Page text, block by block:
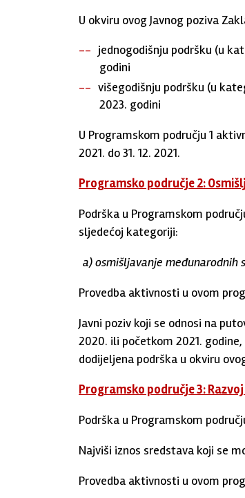
U okviru ovog Javnog poziva
jednogodišnju podršku (u
godini
višegodišnju podršku (u
2023. godini
U Programskom području 1
2021. do 31. 12. 2021.
Programsko područje 2:
Podrška u Programskom
sljedećoj kategoriji:
a)osmišljavanje međunarodnih
Provedba aktivnosti u ovom
Javni poziv koji se odnosi na
2020. ili početkom 2021. godine,
dodijeljena podrška u okviru
Programsko područje 3:
Podrška u Programskom
Najviši iznos sredstava koji se
Provedba aktivnosti u ovom